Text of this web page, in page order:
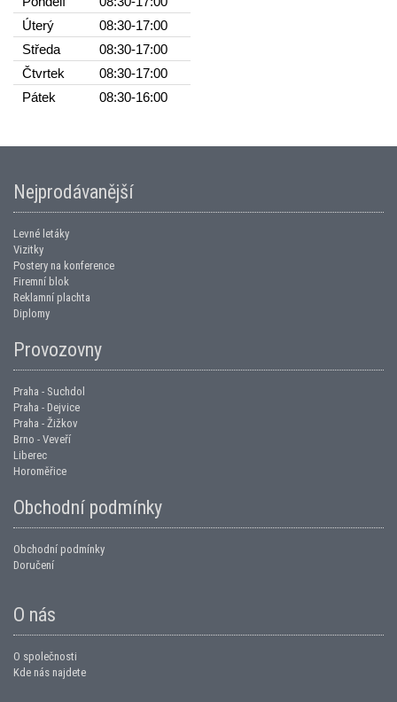
Úterý
08:30-17:00
Středa
08:30-17:00
Čtvrtek
08:30-17:00
Pátek
08:30-16:00
Nejprodávanější
Levné letáky
Vizitky
Postery na konference
Firemní blok
Reklamní plachta
Diplomy
Provozovny
Praha - Suchdol
Praha - Dejvice
Praha - Žižkov
Brno - Veveří
Liberec
Horoměřice
Obchodní podmínky
Obchodní podmínky
Doručení
O nás
O společnosti
Kde nás najdete